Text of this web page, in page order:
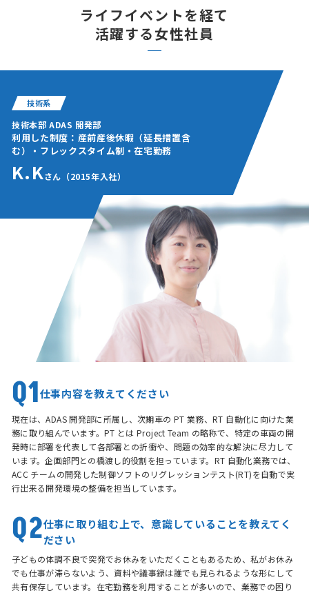
ライフイベントを経て
活躍する女性社員
技術系
技術本部 ADAS 開発部
利用した制度：産前産後休暇（延長措置含
む）・フレックスタイム制・在宅勤務
K.Kさん（2015年入社）
Q1仕事内容を教えてください
現在は、ADAS 開発部に所属し、次期車の PT 業務、RT 自動化に向けた業
務に取り組んでいます。PT とは Project Team の略称で、特定の車両の開
発時に部署を代表して各部署との折衝や、問題の効率的な解決に尽力して
います。企画部門との橋渡し的役割を担っています。RT 自動化業務では、
ACC チームの開発した制御ソフトのリグレッションテスト(RT)を自動で実
行出来る開発環境の整備を担当しています。
Q2仕事に取り組む上で、意識していることを教えてく
ださい
子どもの体調不良で突発でお休みをいただくこともあるため、私がお休み
でも仕事が滞らないよう、資料や議事録は誰でも見られるような形にして
共有保存しています。在宅勤務を利用することが多いので、業務での困り